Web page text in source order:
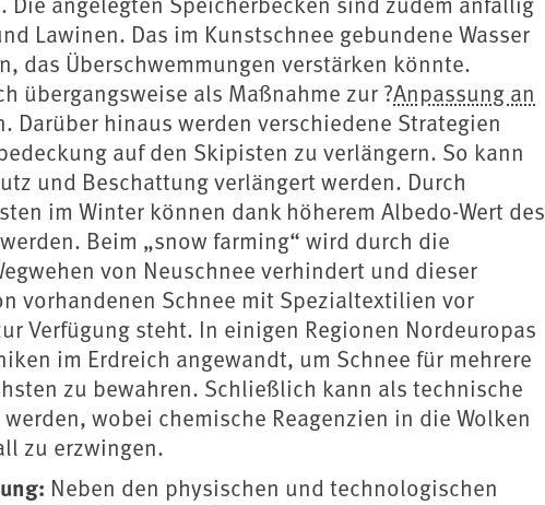
Lawinen. Das im Kunstschnee gebundene Wasser
das Überschwemmungen verstärken könnte.
übergangsweise als Maßnahme zur ?Anpassung an
Darüber hinaus werden verschiedene Strategien
auf den Skipisten zu verlängern. So kann
und Beschattung verlängert werden. Durch
im Winter können dank höherem Albedo-Wert des
Beim „snow farming“ wird durch die
von Neuschnee verhindert und dieser
vorhandenen Schnee mit Spezialtextilien vor
Verfügung steht. In einigen Regionen Nordeuropas
im Erdreich angewandt, um Schnee für mehrere
zu bewahren. Schließlich kann als technische
wobei chemische Reagenzien in die Wolken
zu erzwingen.
Neben den physischen und technologischen